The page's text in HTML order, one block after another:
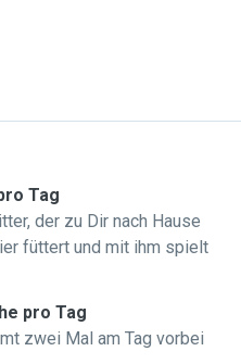
Tag
der zu Dir nach Hause
füttert und mit ihm spielt
pro Tag
zwei Mal am Tag vorbei